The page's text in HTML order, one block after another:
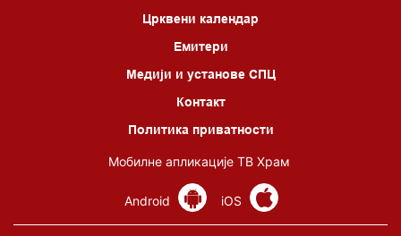
Црквени календар
Емитери
Медији и установе СПЦ
Контакт
Политика приватности
Мобилне апликације ТВ Храм
Android iOS